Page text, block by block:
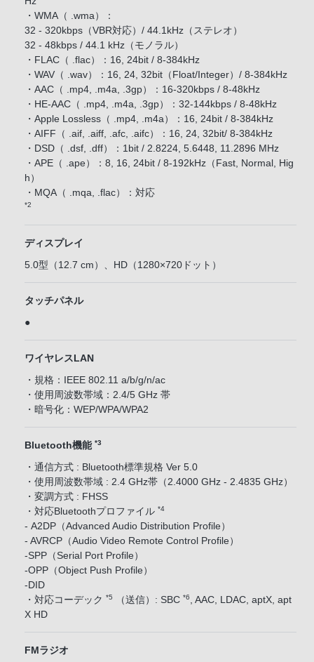
・WMA（ .wma）：
32 - 320kbps（VBR対応）/ 44.1kHz（ステレオ）
32 - 48kbps / 44.1 kHz（モノラル）
・FLAC（ .flac）：16, 24bit / 8-384kHz
・WAV（ .wav）：16, 24, 32bit（Float/Integer）/ 8-384kHz
・AAC（ .mp4, .m4a, .3gp）：16-320kbps / 8-48kHz
・HE-AAC（ .mp4, .m4a, .3gp）：32-144kbps / 8-48kHz
・Apple Lossless（ .mp4, .m4a）：16, 24bit / 8-384kHz
・AIFF（ .aif, .aiff, .afc, .aifc）：16, 24, 32bit/ 8-384kHz
・DSD（ .dsf, .dff）：1bit / 2.8224, 5.6448, 11.2896 MHz
・APE（ .ape）：8, 16, 24bit / 8-192kHz（Fast, Normal, Hig
h）
・MQA（ .mqa, .flac）：対応
*2
ディスプレイ
5.0型（12.7 cm）、HD（1280×720ドット）
タッチパネル
●
ワイヤレスLAN
・規格：IEEE 802.11 a/b/g/n/ac
・使用周波数帯域：2.4/5 GHz 帯
・暗号化：WEP/WPA/WPA2
Bluetooth機能 *3
・通信方式 : Bluetooth標準規格 Ver 5.0
・使用周波数帯域 : 2.4 GHz帯（2.4000 GHz - 2.4835 GHz）
・変調方式 : FHSS
・対応Bluetoothプロファイル *4
- A2DP（Advanced Audio Distribution Profile）
- AVRCP（Audio Video Remote Control Profile）
-SPP（Serial Port Profile）
-OPP（Object Push Profile）
-DID
・対応コーデック *5 （送信）: SBC *6, AAC, LDAC, aptX, apt
X HD
FMラジオ